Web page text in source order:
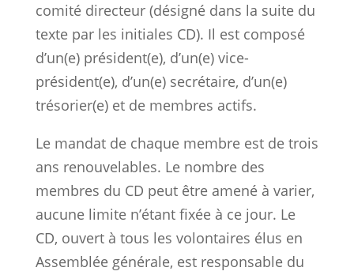
comité directeur (désigné dans la suite du
texte par les initiales CD). Il est composé
d’un(e) président(e), d’un(e) vice-
président(e), d’un(e) secrétaire, d’un(e)
trésorier(e) et de membres actifs.
Le mandat de chaque membre est de trois
ans renouvelables. Le nombre des
membres du CD peut être amené à varier,
aucune limite n’étant fixée à ce jour. Le
CD, ouvert à tous les volontaires élus en
Assemblée générale, est responsable du